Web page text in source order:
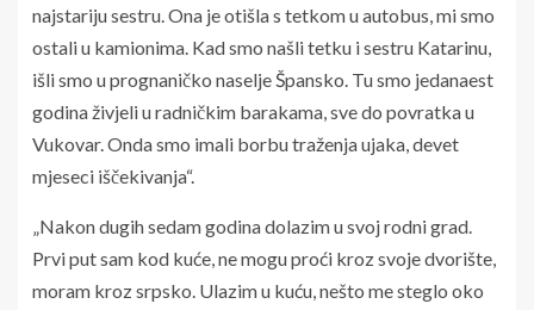
najstariju sestru. Ona je otišla s tetkom u autobus, mi smo
ostali u kamionima. Kad smo našli tetku i sestru Katarinu,
išli smo u prognaničko naselje Špansko. Tu smo jedanaest
godina živjeli u radničkim barakama, sve do povratka u
Vukovar. Onda smo imali borbu traženja ujaka, devet
mjeseci iščekivanja“.
„Nakon dugih sedam godina dolazim u svoj rodni grad.
Prvi put sam kod kuće, ne mogu proći kroz svoje dvorište,
moram kroz srpsko. Ulazim u kuću, nešto me steglo oko